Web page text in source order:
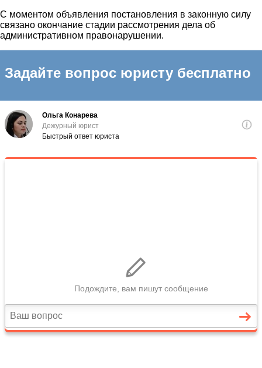
С моментом объявления постановления в законную силу
связано окончание стадии рассмотрения дела об
административном правонарушении.